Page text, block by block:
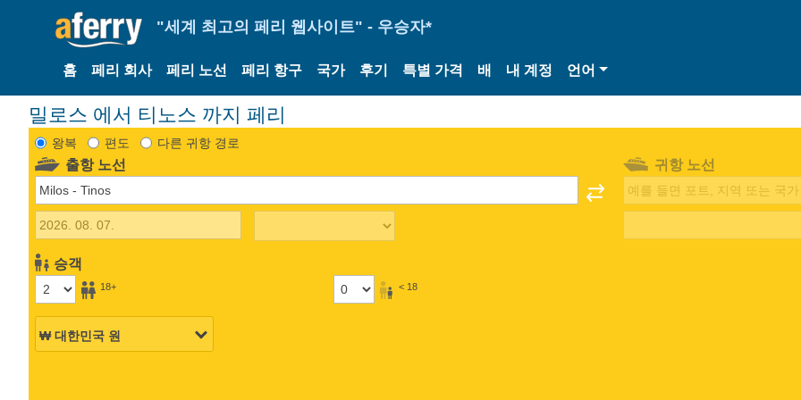
"세계 최고의 페리 웹사이트" - 우승자*
홈 페리 회사 페리 노선 페리 항구 국가 후기 특별 가격 배 내 계정 언어
밀로스 에서 티노스 까지 페리
왕복 편도 다른 귀항 경로
출항 노선
승객
18+ < 18
귀항 노선